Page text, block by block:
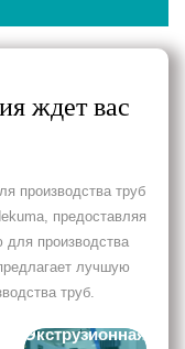
ждет вас
производства труб
предоставляя
для производства
лучшую
труб.
Экструзионная